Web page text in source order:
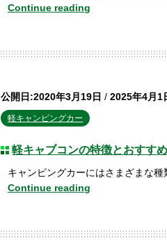
Continue reading
公開日:2020年3月19日 / 2025年4月1
軽キャンピングカー
軽キャブコンの特徴とおすす
キャンピングカーにはさまざまな
Continue reading